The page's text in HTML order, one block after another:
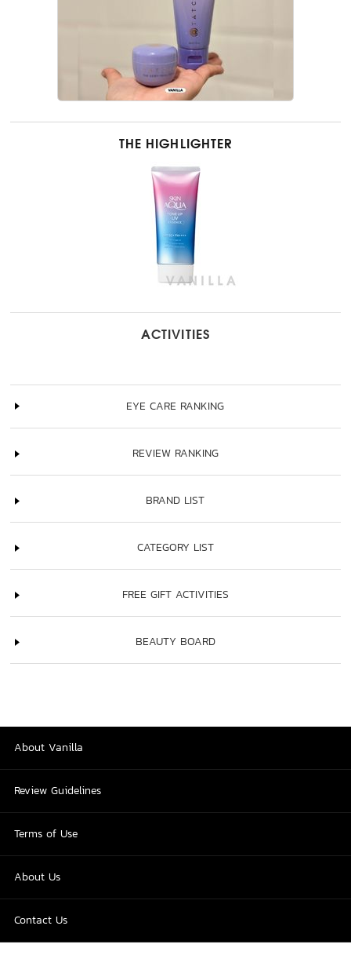
THE HIGHLIGHTER
ACTIVITIES
EYE CARE RANKING
REVIEW RANKING
BRAND LIST
CATEGORY LIST
FREE GIFT ACTIVITIES
BEAUTY BOARD
About Vanilla
Review Guidelines
Terms of Use
About Us
Contact Us